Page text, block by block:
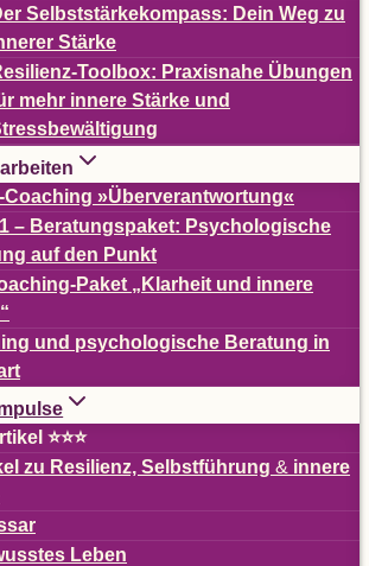
Selbst­stär­ke­kom­pass: Dein Weg zu
Stärke
Tool­­box: Pra­xis­nahe Übun­gen
mehr innere Stärke und
Coa­ching »Über­ver­ant­wor­tung«
– Bera­tungs­pa­ket: Psy­cho­lo­gi­sche
auf den Punkt
Paket „ Klar­heit und innere
und psy­cho­lo­gi­sche Bera­tung in
⭐⭐⭐
zu Resi­li­enz, Selbst­füh­rung & innere
Leben